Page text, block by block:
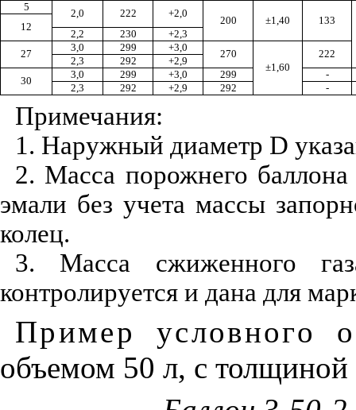
5
2,0 222 +2,0
200 ±1,40 133
12
2,2 230
+2,3
27
3,0 299 +3,0
270
±1,60
222
2,3 292
+2,9
30
3,0 299 +3,0 299
-
2,3
292 +2,9 292 -
Примечания:
1. Наружный диаметр D
2. Масса порожнего
эмали без учета массы
колец.
3. Масса сжиженного
контролируется и дана для
Пример условного
объемом 50 л, с